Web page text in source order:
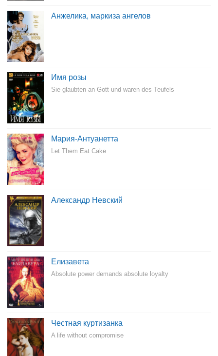
Анжелика, маркиза ангелов
Имя розы
Sie glaubten an Gott und waren des Teufels
Мария-Антуанетта
Let Them Eat Cake
Александр Невский
Елизавета
Absolute power demands absolute loyalty
Честная куртизанка
A life without compromise